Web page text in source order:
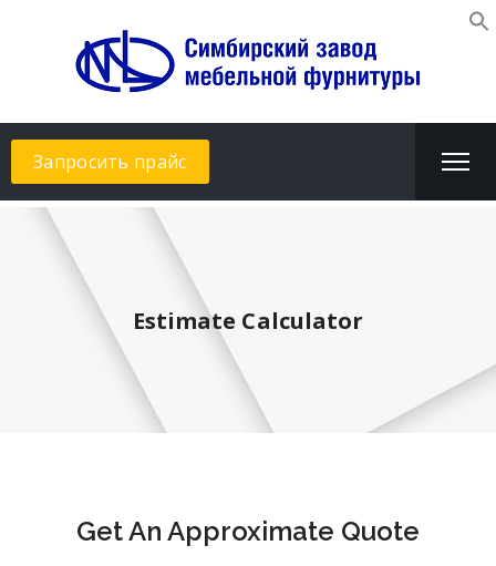
Запросить прайс
Estimate Calculator
Get An Approximate Quote